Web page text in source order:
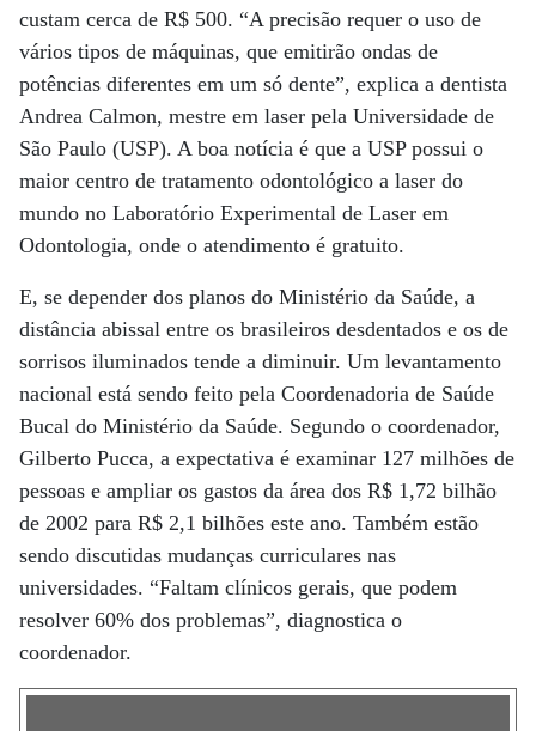
custam cerca de R$ 500. “A precisão requer o uso de
vários tipos de máquinas, que emitirão ondas de
potências diferentes em um só dente”, explica a dentista
Andrea Calmon, mestre em laser pela Universidade de
São Paulo (USP). A boa notícia é que a USP possui o
maior centro de tratamento odontológico a laser do
mundo no Laboratório Experimental de Laser em
Odontologia, onde o atendimento é gratuito.
E, se depender dos planos do Ministério da Saúde, a
distância abissal entre os brasileiros desdentados e os de
sorrisos iluminados tende a diminuir. Um levantamento
nacional está sendo feito pela Coordenadoria de Saúde
Bucal do Ministério da Saúde. Segundo o coordenador,
Gilberto Pucca, a expectativa é examinar 127 milhões de
pessoas e ampliar os gastos da área dos R$ 1,72 bilhão
de 2002 para R$ 2,1 bilhões este ano. Também estão
sendo discutidas mudanças curriculares nas
universidades. “Faltam clínicos gerais, que podem
resolver 60% dos problemas”, diagnostica o
coordenador.